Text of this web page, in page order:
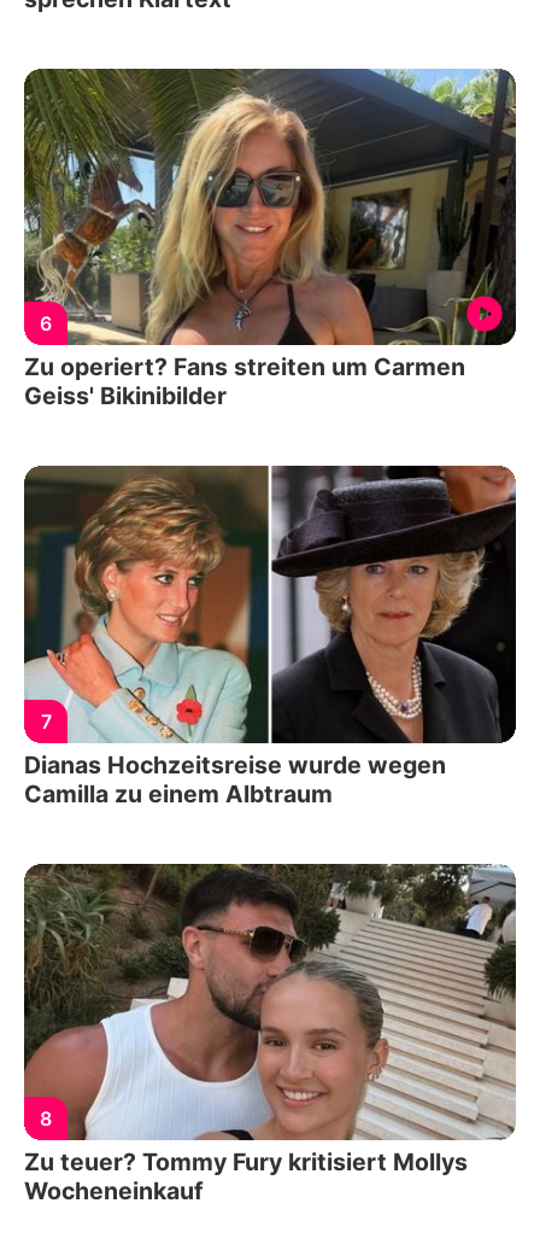
6
Zu operiert? Fans streiten um Carmen
Geiss' Bikinibilder
7
Dianas Hochzeitsreise wurde wegen
Camilla zu einem Albtraum
8
Zu teuer? Tommy Fury kritisiert Mollys
Wocheneinkauf